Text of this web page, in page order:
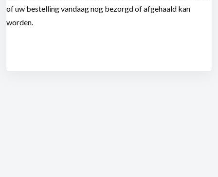
of uw bestelling vandaag nog bezorgd of afgehaald kan
worden.